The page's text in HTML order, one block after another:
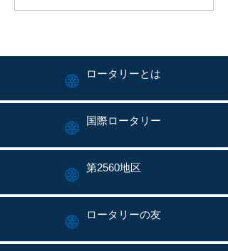
発行しました。
ロータリーとは
国際ロータリー
第2560地区
ロータリーの友